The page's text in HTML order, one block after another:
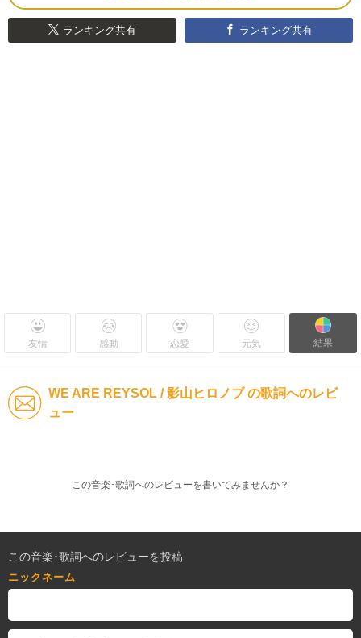
ランキング共有 ランキング共有
友情 感動 恋愛 元気 結果
WE ARE REYSOL / 影山ヒロノブ の歌詞へのレビ
ュー
この音楽･歌詞へのレビューを書いてみませんか？
この音楽･歌詞へのレビューを投稿
ニックネーム